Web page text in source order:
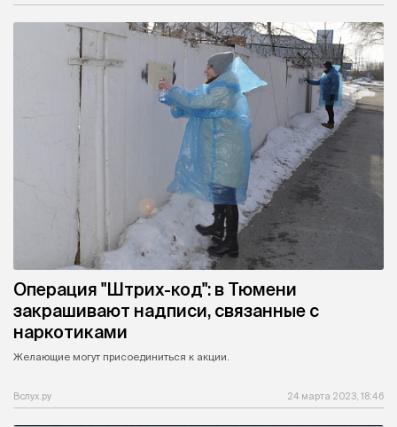
Операция "Штрих-код": в Тюмени
закрашивают надписи, связанные с
наркотиками
Желающие могут присоединиться к акции.
Вслух.ру 24 марта 2023, 18:46